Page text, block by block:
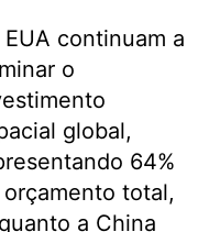
EUA continuam a
o
global,
64%
orçamento total,
a China